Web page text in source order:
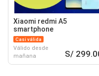
Xiaomi redmi A5
smartphone
Casi válida
Válido desde
mañana
S/